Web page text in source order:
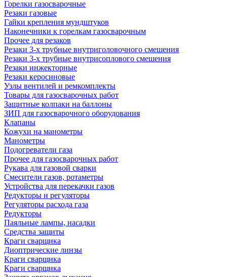
Горелки газосварочные
Резаки газовые
Гайки крепления мундштуков
Наконечники к горелкам газосварочным
Прочее для резаков
Резаки 3-х трубные внутриголовочного смешения
Резаки 3-х трубные внутрисоплового смешения
Резаки инжекторные
Резаки керосиновые
Узлы вентилей и ремкомплекты
Товары для газосварочных работ
Защитные колпаки на баллоны
ЗИП для газосварочного оборудования
Клапаны
Кожухи на манометры
Манометры
Подогреватели газа
Прочее для газосварочных работ
Рукава для газовой сварки
Смесители газов, ротаметры
Устройства для перекачки газов
Редукторы и регуляторы
Регуляторы расхода газа
Редукторы
Паяльные лампы, насадки
Средства защиты
Краги сварщика
Диоптрические линзы
Краги сварщика
Краги сварщика